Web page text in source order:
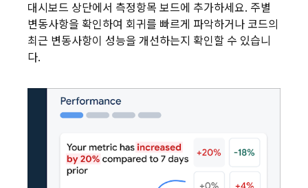
대시보드 상단에서 측정항목 보드에 추가하세요. 주별
변동사항을 확인하여 회귀를 빠르게 파악하거나 코드의
최근 변동사항이 성능을 개선하는지 확인할 수 있습니
다.